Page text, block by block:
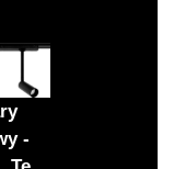
-